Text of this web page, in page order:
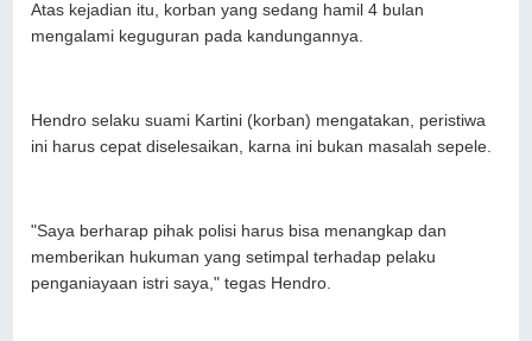
Atas kejadian itu, korban yang sedang hamil 4 bulan
mengalami keguguran pada kandungannya.
Hendro selaku suami Kartini (korban) mengatakan, peristiwa
ini harus cepat diselesaikan, karna ini bukan masalah sepele.
"Saya berharap pihak polisi harus bisa menangkap dan
memberikan hukuman yang setimpal terhadap pelaku
penganiayaan istri saya," tegas Hendro.